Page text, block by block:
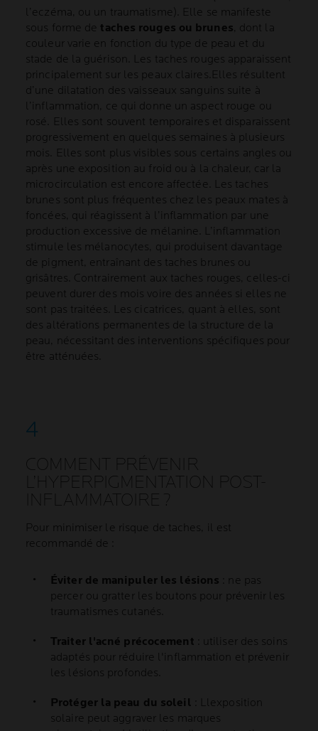
l’eczéma, ou un traumatisme). Elle se manifeste
sous forme de taches rouges ou brunes , dont la
couleur varie en fonction du type de peau et du
stade de la guérison. Les taches rouges apparaissent
principalement sur les peaux claires.Elles résultent
d’une dilatation des vaisseaux sanguins suite à
l’inflammation, ce qui donne un aspect rouge ou
rosé. Elles sont souvent temporaires et disparaissent
progressivement en quelques semaines à plusieurs
mois. Elles sont plus visibles sous certains angles ou
après une exposition au froid ou à la chaleur, car la
microcirculation est encore affectée. Les taches
brunes sont plus fréquentes chez les peaux mates à
foncées, qui réagissent à l’inflammation par une
production excessive de mélanine. L’inflammation
stimule les mélanocytes, qui produisent davantage
de pigment, entraînant des taches brunes ou
grisâtres. Contrairement aux taches rouges, celles-ci
peuvent durer des mois voire des années si elles ne
sont pas traitées. Les cicatrices, quant à elles, sont
des altérations permanentes de la structure de la
peau, nécessitant des interventions spécifiques pour
être atténuées.
COMMENT PRÉVENIR
L’HYPERPIGMENTATION POST-
INFLAMMATOIRE ?
Pour minimiser le risque de taches, il est
recommandé de :
Éviter de manipuler les lésions : ne pas
percer ou gratter les boutons pour prévenir les
traumatismes cutanés.
Traiter l'acné précocement : utiliser des soins
adaptés pour réduire l'inflammation et prévenir
les lésions profondes.
Protéger la peau du soleil : Llexposition
solaire peut aggraver les marques